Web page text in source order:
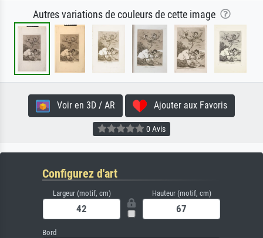
Autres variations de couleurs de cette image
Voir en 3D / AR Ajouter aux Favoris
0 Avis
Configurez d'art
Largeur (motif, cm) Hauteur (motif, cm)
Bord